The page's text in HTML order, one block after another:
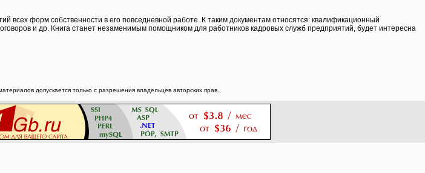
всех форм собственности в его повседневной работе. К таким документам относятся: квалификационный
и др. Книга станет незаменимым помощником для работников кадровых служб предприятий, будет интересна
допускается только с разрешения владельцев авторских прав.